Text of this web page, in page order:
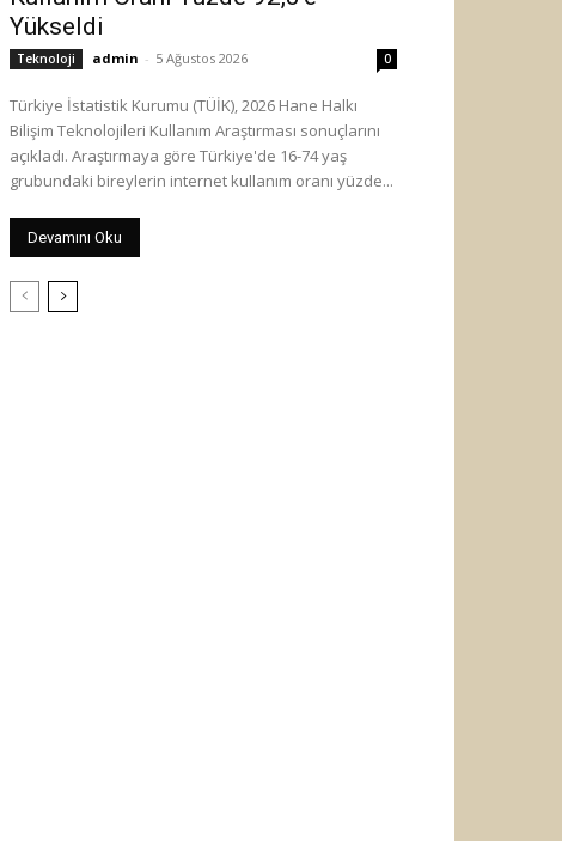
Yükseldi
Teknoloji admin - 5 Ağustos 2026 0
Türkiye İstatistik Kurumu (TÜİK), 2026 Hane Halkı
Bilişim Teknolojileri Kullanım Araştırması sonuçlarını
açıkladı. Araştırmaya göre Türkiye'de 16-74 yaş
grubundaki bireylerin internet kullanım oranı yüzde...
Devamını Oku